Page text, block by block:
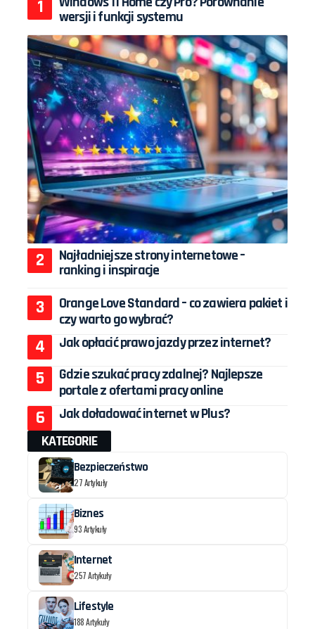
wersji i funkcji systemu
Najładniejsze strony internetowe –
ranking i inspiracje
Orange Love Standard – co zawiera pakiet i
czy warto go wybrać?
Jak opłacić prawo jazdy przez internet?
Gdzie szukać pracy zdalnej? Najlepsze
portale z ofertami pracy online
Jak doładować internet w Plus?
KATEGORIE
Bezpieczeństwo
27 Artykuły
Biznes
93 Artykuły
Internet
257 Artykuły
Lifestyle
188 Artykuły